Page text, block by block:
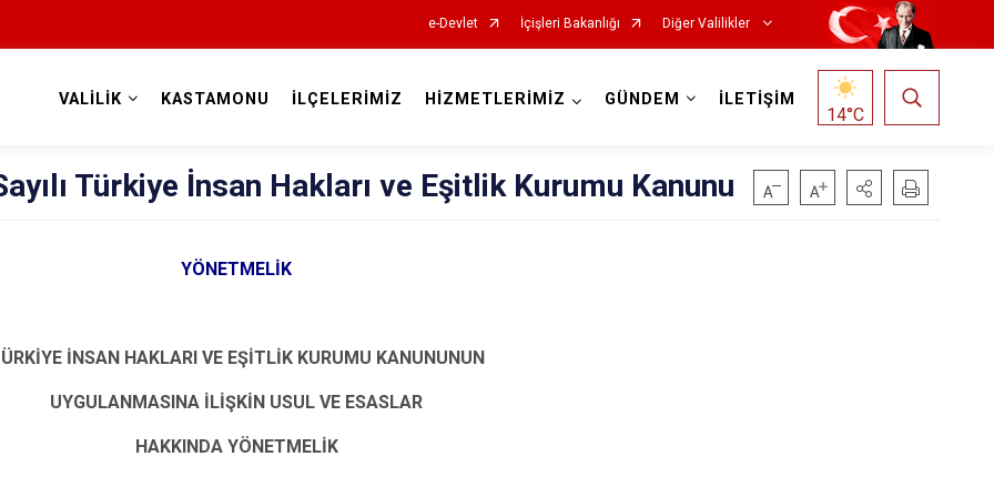
e-Devlet İçişleri Bakanlığı Diğer Valilikler
VALİLİK KASTAMONU İLÇELERİMİZ HİZMETLERİMİZ GÜNDEM İLETİŞİM
14°C
Türkiye İnsan Hakları ve Eşitlik Kurumu Kanunu
YÖNETMELİK
İNSAN HAKLARI VE EŞİTLİK KURUMU KANUNUNUN
UYGULANMASINA İLİŞKİN USUL VE ESASLAR
HAKKINDA YÖNETMELİK